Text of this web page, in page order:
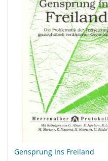
Gensprung Ins Freiland